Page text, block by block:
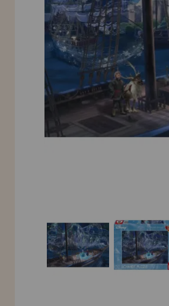
INFORMATION
info@maisondespuzzles.fr
Allez-y! Nous vous attendions.
NOUVEAU CLIENT